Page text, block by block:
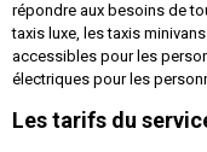
répondre aux besoins de
taxis luxe, les taxis
accessibles pour les
électriques pour les
Les tarifs du